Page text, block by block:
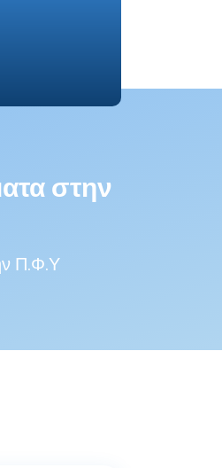
στην
Π.Φ.Υ